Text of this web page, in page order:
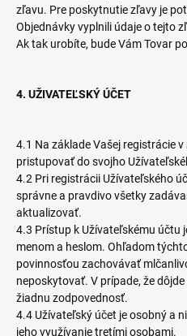
zľavu. Pre poskytnutie zľavy je
Objednávky vyplnili údaje o tejto
Ak tak urobíte, bude Vám Tovar
4. UŽIVATEĽSKÝ ÚČET
4.1 Na základe Vašej registrácie
pristupovať do svojho
4.2 Pri registrácii Užívateľského
správne a pravdivo všetky
aktualizovať.
4.3 Prístup k Užívateľskému účtu
menom a heslom. Ohľadom
povinnosťou zachovávať
neposkytovať. V prípade, že
žiadnu zodpovednosť.
4.4 Užívateľský účet je osobný a
jeho využívanie tretími osobami.